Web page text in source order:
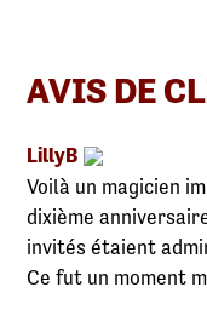
AVIS DE
LillyB
Voilà un magicien
dixième
invités étaient
Ce fut un moment